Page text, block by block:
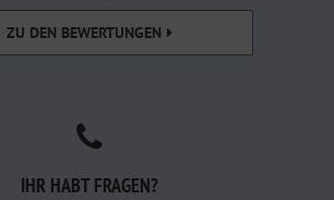
ZU DEN BEWERTUNGEN
IHR HABT FRAGEN?